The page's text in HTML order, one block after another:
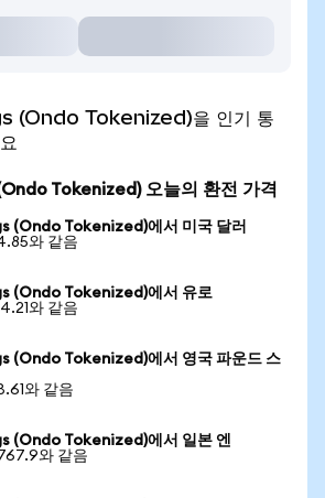
(Ondo Tokenized)을 인기 통
Tokenized) 오늘의 환전 가격
(Ondo Tokenized)에서 미국 달러
와 같음
(Ondo Tokenized)에서 유로
와 같음
(Ondo Tokenized)에서 영국 파운드 스
와 같음
(Ondo Tokenized)에서 일본 엔
와 같음